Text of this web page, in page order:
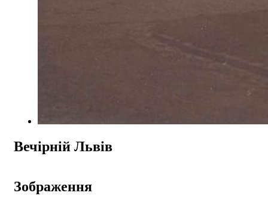
Вечірній Львів
Зображення